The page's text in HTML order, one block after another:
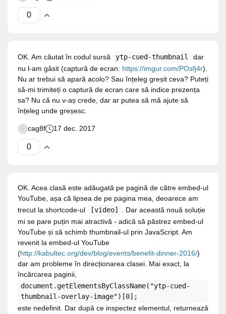
OK. Am căutat în codul sursă ytp-cued-thumbnail
dar
nu l-am găsit (captură de ecran: https://imgur.com/POsfj4r).
Nu ar trebui să apară acolo? Sau înțeleg greșit ceva? Puteți
să-mi trimiteți o captură de ecran care să indice prezența
sa? Nu că nu v-aș crede, dar ar putea să mă ajute să
înțeleg unde greșesc.
cag8f 17 dec. 2017
OK. Acea clasă este adăugată pe pagină de către embed-ul
YouTube, așa că lipsea de pe pagina mea, deoarece am
trecut la shortcode-ul
[video]
. Dar această nouă soluție
mi se pare puțin mai atractivă - adică să păstrez embed-ul
YouTube și să schimb thumbnail-ul prin JavaScript. Am
revenit la embed-ul YouTube
(http://kabultec.org/dev/blog/events/benefit-dinner-2016/)
dar am probleme în direcționarea clasei. Mai exact, la
încărcarea paginii,
document.getElementsByClassName("ytp-cued-
thumbnail-overlay-image")[0];
este nedefinit. Dar după ce inspectez elementul, returnează